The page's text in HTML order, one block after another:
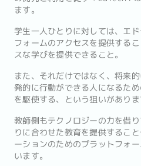
ます。
学生一人ひとりに対しては、エ
フォームのアクセスを提供する
スな学びを提供できること。
また、それだけではなく、将来
発的に行動ができる人になるた
を駆使する、という狙いがありま
教師側もテクノロジーの力を借
りに合わせた教育を提供するこ
ーションのためのプラットフォ
います。